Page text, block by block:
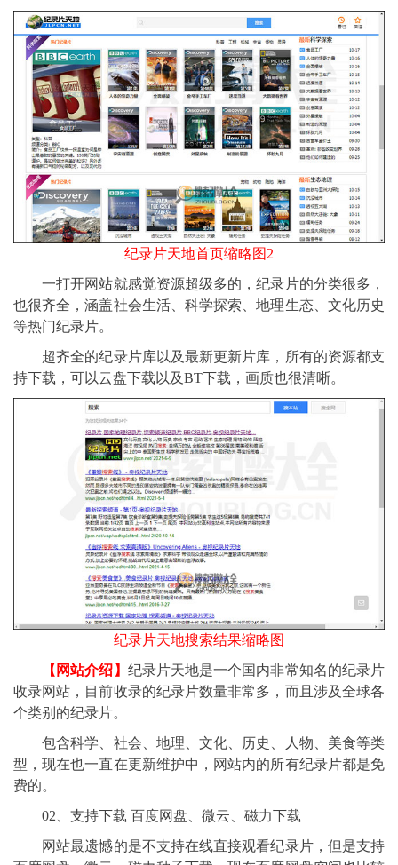
纪录片天地首页缩略图2
一打开网站就感觉资源超级多的，纪录片的分类很多，
也很齐全，涵盖社会生活、科学探索、地理生态、文化历史
等热门纪录片。
超齐全的纪录片库以及最新更新片库，所有的资源都支
持下载，可以云盘下载以及BT下载，画质也很清晰。
纪录片天地搜索结果缩略图
【网站介绍】 纪录片天地是一个国内非常知名的纪录片
收录网站，目前收录的纪录片数量非常多，而且涉及全球各
个类别的纪录片。
包含科学、社会、地理、文化、历史、人物、美食等类
型，现在也一直在更新维护中，网站内的所有纪录片都是免
费的。
02、支持下载 百度网盘、微云、磁力下载
网站最遗憾的是不支持在线直接观看纪录片，但是支持